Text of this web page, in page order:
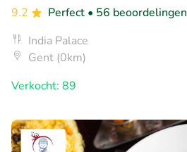
9.2
Perfect • 56 beoordelingen
India Palace
Gent (0km)
Verkocht: 89